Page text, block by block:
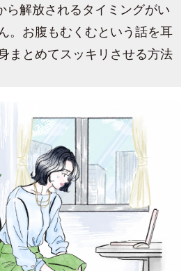
解放されるタイミングがい
。お腹もむくむという話を耳
まとめてスッキリさせる方法